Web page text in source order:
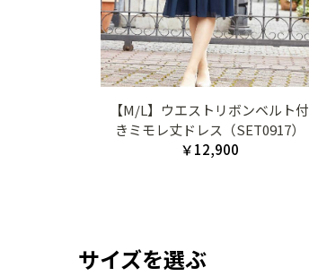
【M/L】ウエストリボンベルト付
きミモレ丈ドレス（SET0917）
￥12,900
サイズを選ぶ